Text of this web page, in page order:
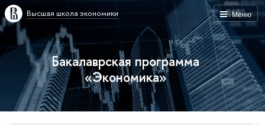
Меню
Высшая школа экономики
Бакалаврская программа
«Экономика»